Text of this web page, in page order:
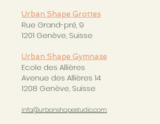
Urban Shape Grottes
Rue Grand-pré, 9
1201 Genève, Suisse
Urban Shape Gymnase
Ecole des Allières
Avenue des Allières 14
1208 Genève, Suisse
info@urbanshapestudio.com